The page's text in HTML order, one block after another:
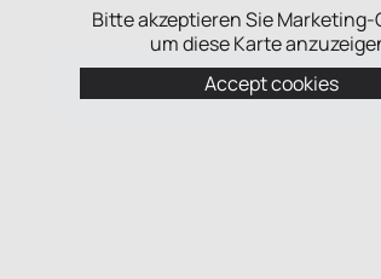
Bitte akzeptieren Sie Marketing-
um diese Karte
Accept cookies